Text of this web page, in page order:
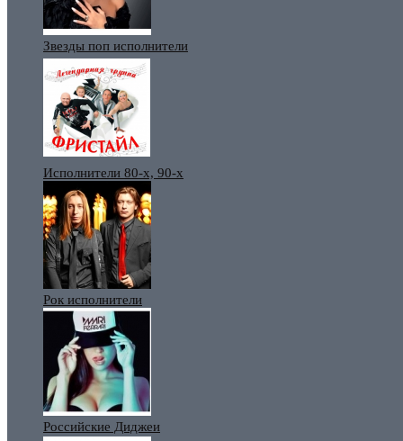
Звезды поп исполнители
Исполнители 80-х, 90-х
Рок исполнители
Российские Диджеи